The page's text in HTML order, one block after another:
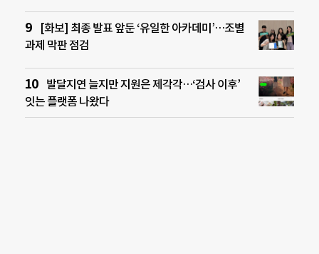
[화보] 최종 발표 앞둔 ‘유일한 아카데미’…조별
과제 막판 점검
발달지연 늘지만 지원은 제각각…‘검사 이후’
잇는 플랫폼 나왔다